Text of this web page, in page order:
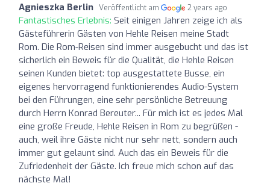
Agnieszka Berlin Veröffentlicht am 2 years ago
Fantastisches Erlebnis: Seit einigen Jahren zeige ich als
Gästeführerin Gästen von Hehle Reisen meine Stadt
Rom. Die Rom-Reisen sind immer ausgebucht und das ist
sicherlich ein Beweis für die Qualität, die Hehle Reisen
seinen Kunden bietet: top ausgestattete Busse, ein
eigenes hervorragend funktionierendes Audio-System
bei den Führungen, eine sehr persönliche Betreuung
durch Herrn Konrad Bereuter... Für mich ist es jedes Mal
eine große Freude, Hehle Reisen in Rom zu begrüßen -
auch, weil ihre Gäste nicht nur sehr nett, sondern auch
immer gut gelaunt sind. Auch das ein Beweis für die
Zufriedenheit der Gäste. Ich freue mich schon auf das
nächste Mal!